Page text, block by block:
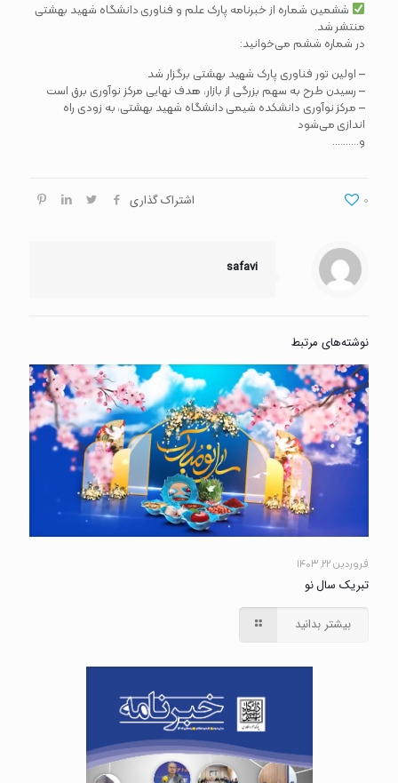
ششمین شماره از خبرنامه پارک علم و فناوری دانشگاه شهید بهشتی
منتشر شد.
در شماره ششم می‌خوانید:
– اولین تور فناوری پارک شهید بهشتی برگزار شد
– رسیدن طرح به سهم بزرگی از بازار، هدف نهایی مرکز نوآوری برق است
– مرکز نوآوری دانشکده شیمی دانشگاه شهید بهشتی، به زودی راه
اندازی می‌شود
و……….
اشتراک گذاری 0
safavi
نوشته‌های مرتبط
فروردین ۲۲, ۱۴۰۳
تبریک سال نو
بیشتر بدانید